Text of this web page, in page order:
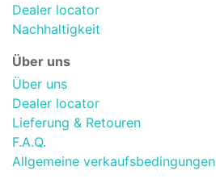
Dealer locator
Nachhaltigkeit
Über uns
Über uns
Dealer locator
Lieferung & Retouren
F.A.Q.
Allgemeine verkaufsbedingungen